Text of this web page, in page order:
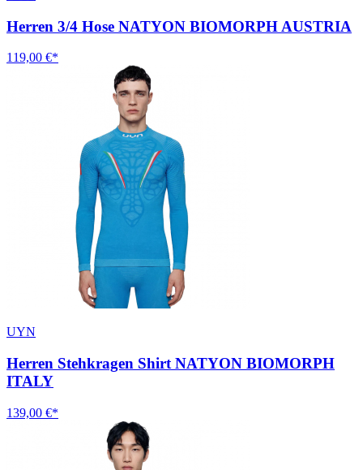
Herren 3/4 Hose NATYON BIOMORPH AUSTRIA
119,00 €*
UYN
Herren Stehkragen Shirt NATYON BIOMORPH
ITALY
139,00 €*